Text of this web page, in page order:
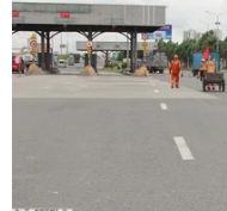
(Ảnh:
Một quan chức Bộ
15/6 cho biết nước
ủy viên không
Liên hợp quốc